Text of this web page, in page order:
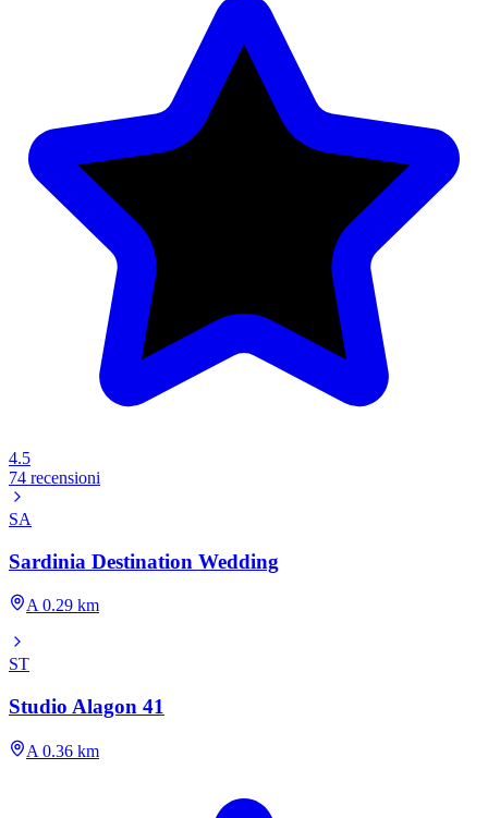
4.5
74 recensioni
SA
Sardinia Destination Wedding
A 0.29 km
ST
Studio Alagon 41
A 0.36 km